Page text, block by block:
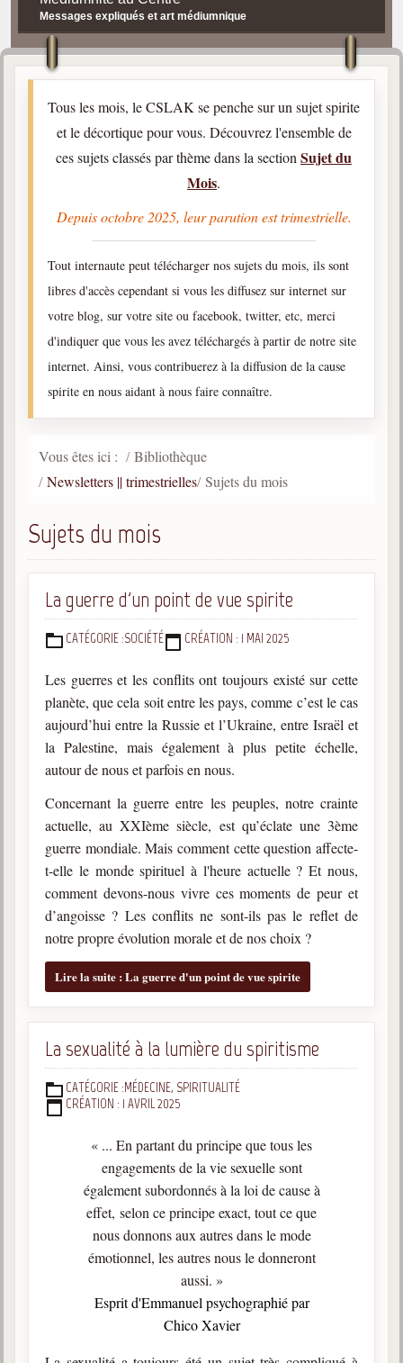
Messages expliqués et art médiumnique
Contact / Accès
Plan d'accès
Spiritisme
Philosophie
La doctrine d'Allan Kardec
But des manifestations spirites
Esprits
Médiums
Les hommes
Allan Kardec
Léon Denis
1846-1927
1857-1926
Chico Xavier
1910-2002
Divaldo Franco
1927-2025
Bibliothèque
Bibliothèque spirite
Documents
Bulletins "Le Spiritisme"
Journal trimestriel
Newsletters
Citations
Maximes
Enregistrements
Enseignement
Cours dispensés au Centre
Consultez les réponses
Tous les mois, le CSLAK se penche sur un sujet spirite
et le décortique pour vous. Découvrez l'ensemble de
ces sujets classés par thème dans la section Sujet du
Mois.
Depuis octobre 2025, leur parution est trimestrielle.
Tout internaute peut télécharger nos sujets du mois, ils sont
libres d'accès cependant si vous les diffusez sur internet sur
votre blog, sur votre site ou facebook, twitter, etc, merci
d'indiquer que vous les avez téléchargés à partir de notre site
internet. Ainsi, vous contribuerez à la diffusion de la cause
spirite en nous aidant à nous faire connaître.
Vous êtes ici :
Bibliothèque
Newsletters || trimestrielles Sujets du mois
Sujets du mois
La guerre d'un point de vue spirite
DÉTAILSCATÉGORIE :SOCIÉTÉ CRÉATION : 1 MAI 2025
Les guerres et les conflits ont toujours existé sur cette
planète, que cela soit entre les pays, comme c’est le cas
aujourd’hui entre la Russie et l’Ukraine, entre Israël et
la Palestine, mais également à plus petite échelle,
autour de nous et parfois en nous.
Concernant la guerre entre les peuples, notre crainte
actuelle, au XXIème siècle, est qu’éclate une 3ème
guerre mondiale. Mais comment cette question affecte-
t-elle le monde spirituel à l'heure actuelle ? Et nous,
comment devons-nous vivre ces moments de peur et
d’angoisse ? Les conflits ne sont-ils pas le reflet de
notre propre évolution morale et de nos choix ?
Lire la suite : La guerre d'un point de vue spirite
La sexualité à la lumière du spiritisme
DÉTAILS
CATÉGORIE :MÉDECINE, SPIRITUALITÉ
CRÉATION : 1 AVRIL 2025
« ... En partant du principe que tous les
engagements de la vie sexuelle sont
également subordonnés à la loi de cause à
effet, selon ce principe exact, tout ce que
nous donnons aux autres dans le mode
émotionnel, les autres nous le donneront
aussi. »
Esprit d'Emmanuel psychographié par
Chico Xavier